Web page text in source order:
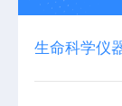
生命科学仪